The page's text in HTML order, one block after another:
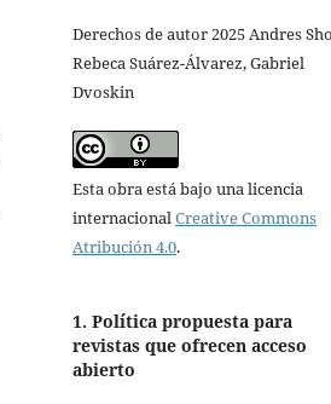
Derechos de autor 2025 Andres
Rebeca Suárez-Álvarez, Gabriel
Dvoskin
Esta obra está bajo una licencia
internacional Creative Commons
Atribución 4.0.
1. Política propuesta para
revistas que ofrecen acceso
abierto